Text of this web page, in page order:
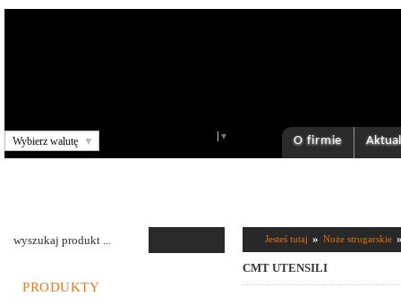
Wybierz walutę ▼ ▼ O firmie
PRODUKTY
Jesteś tutaj » Noże strugarskie
CMT UTENSILI